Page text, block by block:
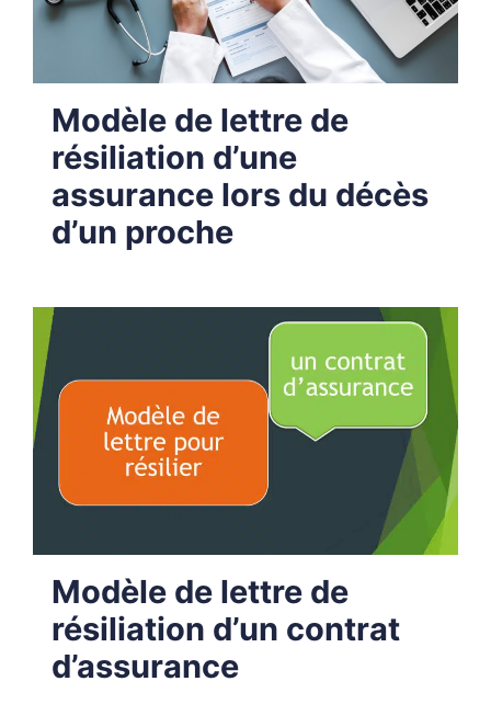
Modèle de lettre de
résiliation d’une
assurance lors du décès
d’un proche
Modèle de lettre de
résiliation d’un contrat
d’assurance